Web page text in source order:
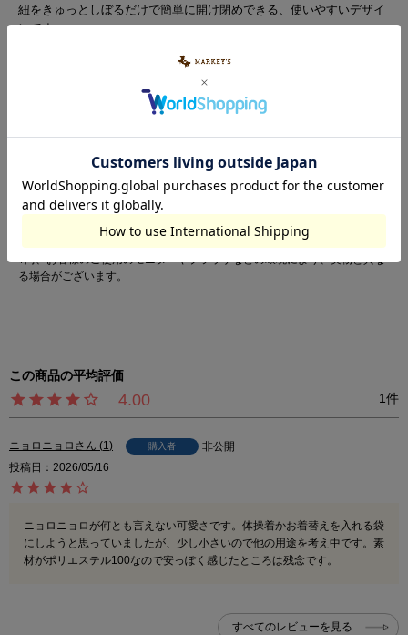
紐をきゅっとしぼるだけで簡単に開け閉めできる、使いやすいデザイ
ンです。
軽くて扱いやすいポリエステル素材を使用しています。
さらっとした生地感で、毎日使いにもぴったりです。
ほどよくしっかり感があるので、小物を入れやすいのもうれしいポイ
■ネームタグ付き
※カラーバリエーションの平置き画像が実際に近いお色味になっておりま
※尚、お客様のご使用のモニターやブラウザなどの環境により、実物と異な
る場合がございます。
4.00 1
ニョロニョロ 1 購入者
非公開
投稿日
2026/05/16
ニョロニョロが何とも言えない可愛さです。体操着かお着替えを入れる袋
にしようと思っていましたが、少し小さいので他の用途を考え中です。素
材がポリエステル100なので安っぽく感じたところは残念です。
すべてのレビューを見る